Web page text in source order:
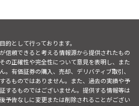
として行っております。
信頼できると考える情報源から提供されたもの
の正確性や完全性について意見を表明し、また
。有価証券の購入、売却、デリバティブ取引、
るものではありません。また、過去の実績や予
するものではございません。提供する情報等は
予告なしに変更または削除されることがござい